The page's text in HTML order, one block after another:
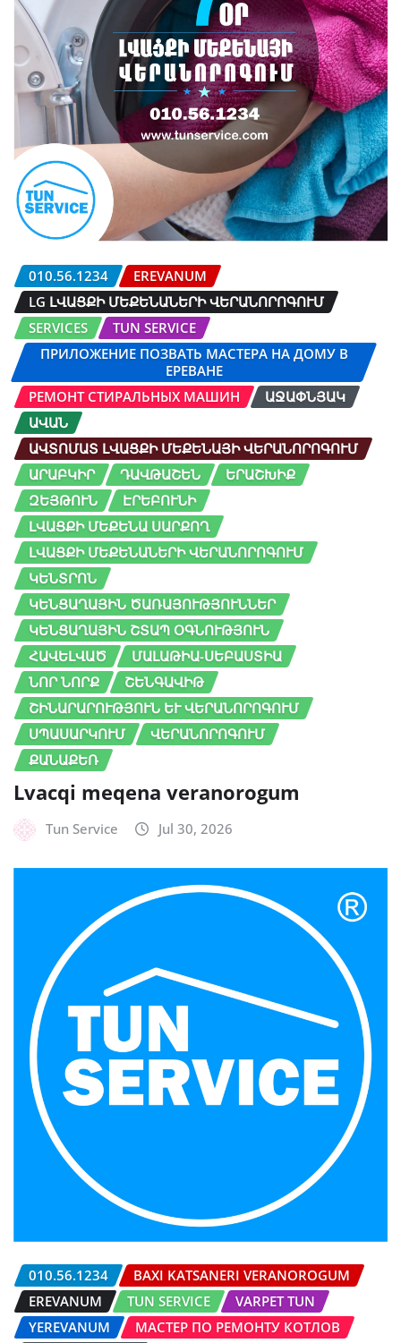
010.56.1234
EREVANUM
LG ԼՎԱՑՔԻ ՄԵՔԵՆԱՆԵՐԻ ՎԵՐԱՆՈՐՈԳՈՒՄ
SERVICES
TUN SERVICE
ПРИЛОЖЕНИЕ ПОЗВАТЬ МАСТЕРА НА ДОМУ В
ЕРЕВАНЕ
РЕМОНТ СТИРАЛЬНЫХ МАШИН
ԱՋԱՓՆՅԱԿ
ԱՎԱՆ
ԱՎՏՈՄԱՏ ԼՎԱՑՔԻ ՄԵՔԵՆԱՅԻ ՎԵՐԱՆՈՐՈԳՈՒՄ
ԱՐԱԲԿԻՐ
ԴԱՎԹԱՇԵՆ
ԵՐԱՇԽԻՔ
ԶԵՅԹՈՒՆ
ԷՐԵԲՈՒՆԻ
ԼՎԱՑՔԻ ՄԵՔԵՆԱ ՍԱՐՔՈՂ
ԼՎԱՑՔԻ ՄԵՔԵՆԱՆԵՐԻ ՎԵՐԱՆՈՐՈԳՈՒՄ
ԿԵՆՏՐՈՆ
ԿԵՆՑԱՂԱՅԻՆ ԾԱՌԱՅՈՒԹՅՈՒՆՆԵՐ
ԿԵՆՑԱՂԱՅԻՆ ՇՏԱՊ ՕԳՆՈՒԹՅՈՒՆ
ՀԱՎԵԼՎԱԾ
ՄԱԼԱԹԻԱ-ՍԵԲԱՍՏԻԱ
ՆՈՐ ՆՈՐՔ
ՇԵՆԳԱՎԻԹ
ՇԻՆԱՐԱՐՈՒԹՅՈՒՆ ԵՒ ՎԵՐԱՆՈՐՈԳՈՒՄ
ՍՊԱՍԱՐԿՈՒՄ
ՎԵՐԱՆՈՐՈԳՈՒՄ
ՔԱՆԱՔԵՌ
Lvacqi meqena veranorogum
Tun Service Jul 30, 2026
010.56.1234
BAXI KATSANERI VERANOROGUM
EREVANUM
TUN SERVICE
VARPET TUN
YEREVANUM
МАСТЕР ПО РЕМОНТУ КОТЛОВ